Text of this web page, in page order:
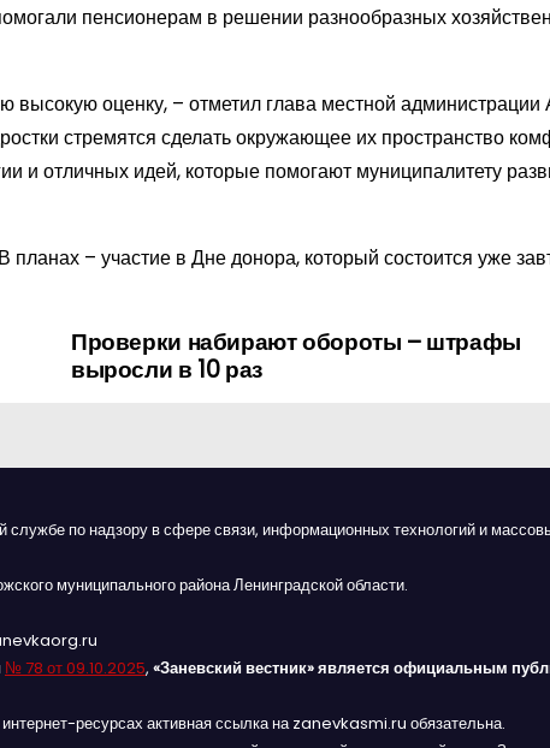
пенсионерам в решении разнообразных
оценку, – отметил глава местной администрации
стремятся сделать окружающее их пространство
и отличных идей, которые помогают муниципалитету
– участие в Дне донора, который состоится уже
Проверки набирают обороты – штрафы
выросли в 10 раз
службе по надзору в сфере связи, информационных технологий и
муниципального района Ленинградской области.
№ 78 от 09.10.2025, «Заневский вестник» является официальным
ресурсах активная ссылка на zanevkasmi.ru обязательна.